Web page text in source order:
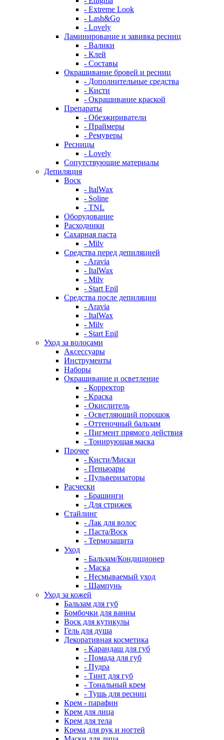
- Extreme Look
- Lash&Go
- Lovely
Ламинирование и завивка ресниц
- Валики
- Клей
- Составы
Окрашивание бровей и ресниц
- Дополнительные средства
- Кисти
- Окрашивание краской
Препараты
- Обезжириватели
- Праймеры
- Ремуверы
Ресницы
- Lovely
Сопутствующие материалы
Депиляция
Воск
- ItalWax
- Soline
- TNL
Оборудование
Расходники
Сахарная паста
- Milv
Средства перед депиляцией
- Aravia
- ItalWax
- Milv
- Start Epil
Средства после депиляции
- Aravia
- ItalWax
- Milv
- Start Epil
Уход за волосами
Аксессуары
Инструменты
Наборы
Окрашивание и осветление
- Корректор
- Краска
- Окислитель
- Осветляющий порошок
- Оттеночный бальзам
- Пигмент прямого действия
- Тонирующая маска
Прочее
- Кисти/Миски
- Пеньюары
- Пульверизаторы
Расчески
- Брашинги
- Для стрижек
Стайлинг
- Лак для волос
- Паста/Воск
- Термозащита
Уход
- Бальзам/Кондиционер
- Маска
- Несмываемый уход
- Шампунь
Уход за кожей
Бальзам для губ
Бомбочки для ванны
Воск для кутикулы
Гель для душа
Декоративная косметика
- Карандаш для губ
- Помада для губ
- Пудра
- Тинт для губ
- Тональный крем
- Тушь для ресниц
Крем - парафин
Крем для лица
Крем для тела
Крема для рук и ногтей